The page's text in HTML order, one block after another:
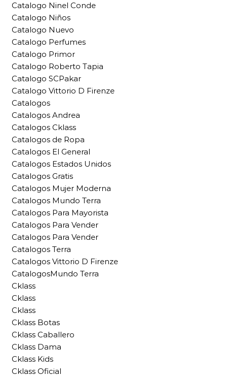
Catalogo Ninel Conde
Catalogo Niños
Catalogo Nuevo
Catalogo Perfumes
Catalogo Primor
Catalogo Roberto Tapia
Catalogo SCPakar
Catalogo Vittorio D Firenze
Catalogos
Catalogos Andrea
Catalogos Cklass
Catalogos de Ropa
Catalogos El General
Catalogos Estados Unidos
Catalogos Gratis
Catalogos Mujer Moderna
Catalogos Mundo Terra
Catalogos Para Mayorista
Catalogos Para Vender
Catalogos Para Vender
Catalogos Terra
Catalogos Vittorio D Firenze
CatalogosMundo Terra
Cklass
Cklass
Cklass
Cklass Botas
Cklass Caballero
Cklass Dama
Cklass Kids
Cklass Oficial